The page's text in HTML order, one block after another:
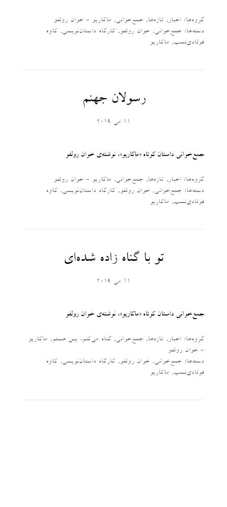
گروه‌ها: اخبار, تازه‌ها, جمع‌خوانی, ماکاریو - خوان رولفو
دسته‌‌ها: جمع‌خوانی, خوان رولفو, کارگاه داستان‌نویسی, کاوه
فولادی‌نسب, ماکاریو
رسولان جهنم
11 می 2019
جمع‌خوانی داستان کوتاه «ماکاریو»، نوشته‌ی خوان رولفو
گروه‌ها: اخبار, تازه‌ها, جمع‌خوانی, ماکاریو - خوان رولفو
دسته‌‌ها: جمع‌خوانی, خوان رولفو, کارگاه داستان‌نویسی, کاوه
فولادی‌نسب, ماکاریو
تو با گناه زاده شده‌ای
11 می 2019
جمع‌خوانی داستان کوتاه «ماکاریو»، نوشته‌ی خوان رولفو
گروه‌ها: اخبار, تازه‌ها, جمع‌خوانی, گناه می‌کنم، پس هستم, ماکاریو
- خوان رولفو
دسته‌‌ها: جمع‌خوانی, خوان رولفو, کارگاه داستان‌نویسی, کاوه
فولادی‌نسب, ماکاریو